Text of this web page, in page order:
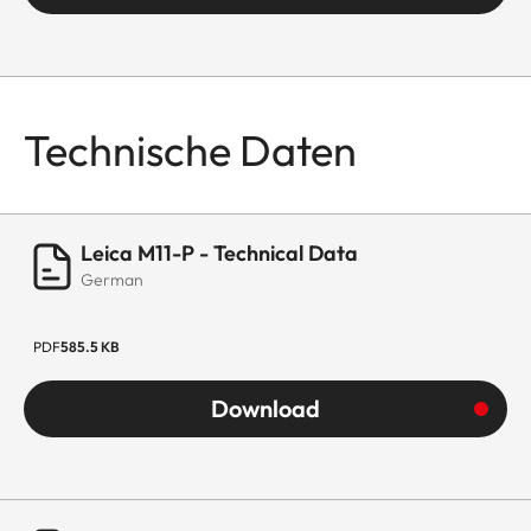
Technische Daten
Leica M11-P - Technical Data
German
PDF585.5 KB
Download